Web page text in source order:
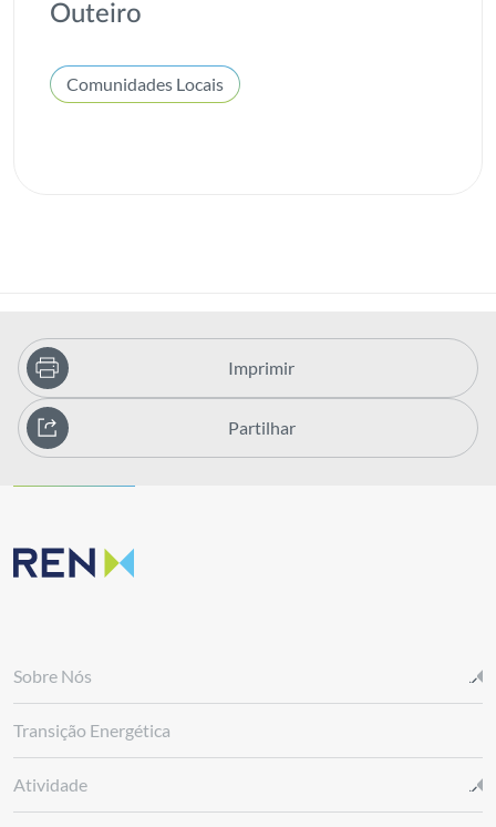
Outeiro
Comunidades Locais
Imprimir
Partilhar
Sobre Nós
Transição Energética
Atividade